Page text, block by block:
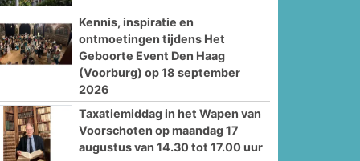
Kennis, inspiratie en
ontmoetingen tijdens Het
Geboorte Event Den Haag
(Voorburg) op 18 september
2026
Taxatiemiddag in het Wapen van
Voorschoten op maandag 17
augustus van 14.30 tot 17.00 uur